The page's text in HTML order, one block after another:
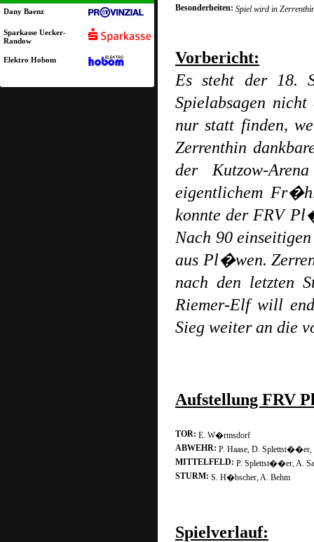
Dany Baenz
Sparkasse Uecker-
Randow
Elektro Hobom
Besonderheiten: Spiel wird in
Vorbericht:
Es steht der 18.
Spielabsagen
nur statt finden,
Zerrenthin
der Kutzow-
eigentlichem
konnte der FRV
Nach 90
aus Pl�wen.
nach den letzten
Riemer-Elf will
Sieg weiter an die
Aufstellung FRV
TOR: E. W�rmsdorf
ABWEHR: P. Haase, D. Splettst��er,
MITTELFELD: P. Splettst��er, A.
STURM: S. H�bscher, A. Behm
Spielverlauf: